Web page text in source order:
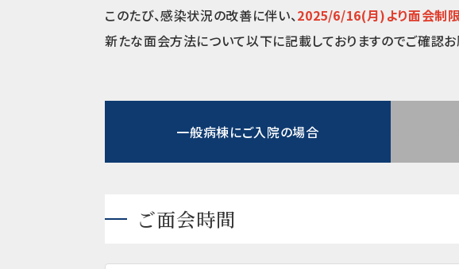
このたび、感染状況の改善に伴い、2025/6/16(月)より面会制限
新たな面会方法について以下に記載しておりますのでご確認お
一般病棟にご入院の場合
ご面会時間